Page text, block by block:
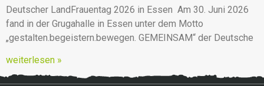
Deutscher LandFrauentag 2026 in Essen Am 30. Juni 2026
fand in der Grugahalle in Essen unter dem Motto
„gestalten.begeistern.bewegen. GEMEINSAM“ der Deutsche
weiterlesen »